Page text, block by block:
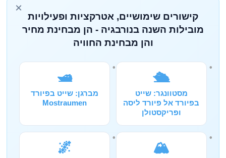
×
קישורים שימושיים, אטרקציות ופעילויות
מובילות השנה בנורבגיה - הן מבחינת מחיר
והן מבחינת החוויה
🛳️
מסטוונגר: שייט
בפיורד אל פיורד ליסה
ופריקסטולן
🛥️
מברגן: שייט בפיורד
Mostraumen
🏔️
🌌